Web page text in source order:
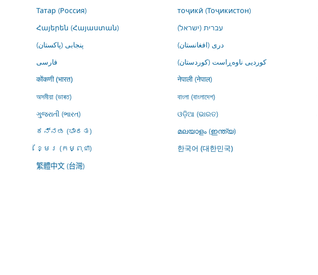
Татар (Россия)
тоҷикӣ (Тоҷикистон)
Հայերեն (Հայաստան)
עברית (ישראל)
پنجابی (پاکستان)
درى (افغانستان)
فارسى
کوردیی ناوەڕاست (کوردستان)
कोंकणी (भारत) नेपाली (नेपाल)
অসমীয়া (ভাৰত) বাংলা (বাংলাদেশ)
ગુજરાતી (ભારત)
ଓଡ଼ିଆ (ଭାରତ)
ಕನ್ನಡ (ಭಾರತ)
മലയാളം (ഇന്ത്യ)
ខ្មែរ (កម្ពុជា)
한국어 (대한민국)
繁體中文 (台灣)